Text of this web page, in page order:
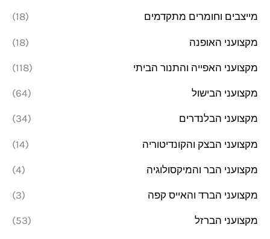
מייצבים וחומרים מתקדמים (18)
מקצועני האופנה (18)
מקצועני האפייה והתנור הביתי (118)
מקצועני הבישול (64)
מקצועני הבלנדרים (34)
מקצועני הבצק והקונדיטוריה (14)
מקצועני הבר והמיקסולוגיה (4)
מקצועני הברד והאייס קפה (3)
מקצועני הברזל (53)